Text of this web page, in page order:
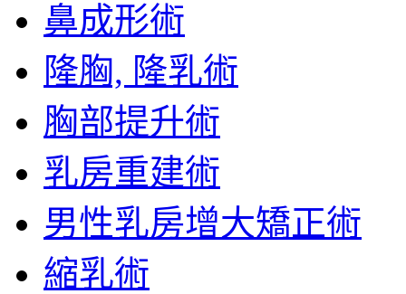
鼻成形術
隆胸, 隆乳術
胸部提升術
乳房重建術
男性乳房增大矯正術
縮乳術